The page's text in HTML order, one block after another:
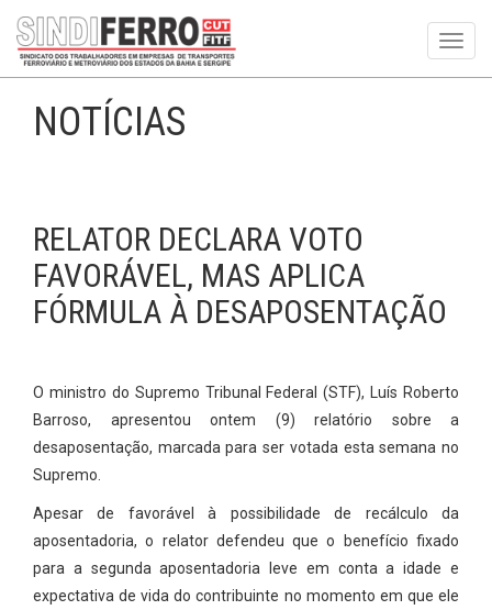
NOTÍCIAS
RELATOR DECLARA VOTO
FAVORÁVEL, MAS APLICA
FÓRMULA À DESAPOSENTAÇÃO
O ministro do Supremo Tribunal Federal (STF), Luís Roberto
Barroso, apresentou ontem (9) relatório sobre a
desaposentação, marcada para ser votada esta semana no
Supremo.
Apesar de favorável à possibilidade de recálculo da
aposentadoria, o relator defendeu que o benefício fixado
para a segunda aposentadoria leve em conta a idade e
expectativa de vida do contribuinte no momento em que ele